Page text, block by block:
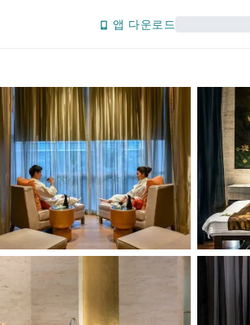
앱 다운로드